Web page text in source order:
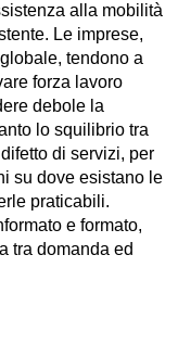
alla mobilità
Le imprese,
tendono a
forza lavoro
debole la
lo squilibrio tra
di servizi, per
su dove esistano le
praticabili.
e formato,
tra domanda ed